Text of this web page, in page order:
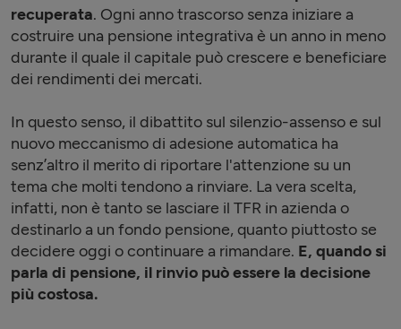
recuperata. Ogni anno trascorso senza iniziare a
costruire una pensione integrativa è un anno in meno
durante il quale il capitale può crescere e beneficiare
dei rendimenti dei mercati.
In questo senso, il dibattito sul silenzio-assenso e sul
nuovo meccanismo di adesione automatica ha
senz’altro il merito di riportare l'attenzione su un
tema che molti tendono a rinviare. La vera scelta,
infatti, non è tanto se lasciare il TFR in azienda o
destinarlo a un fondo pensione, quanto piuttosto se
decidere oggi o continuare a rimandare. E, quando si
parla di pensione, il rinvio può essere la decisione
più costosa.